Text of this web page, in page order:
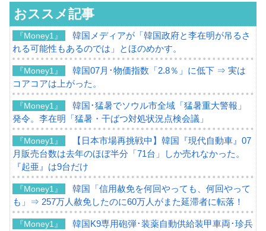
おススメ記事
『Money1』
韓国メディアが「韓国政府と李在明が吊るさ
れる可能性もあるのでは」とほのめかす。
『Money1』
韓国07月･物価指数「2.8％」に低下 ⇒ 実は
コアコアは上がった。
『Money1』
韓国･猛暑でソウル市全域「猛暑重大警報」
発令。李在明「猛暑・干ばつ対処状況点検会議」
『Money1』
【日本市場再挑戦中】韓国『現代自動車』07
月販売台数は去年のほぼ半分「71台」しか売れなかった。
『起亜』は9台だけ
『Money1』
韓国「信用赦免を何回やっても、何回やって
も」⇒ 257万人赦免したのに60万人がまた延滞者に転落！
『Money1』
韓国K9専用砲弾･装薬自動供給装甲車両･珍兵